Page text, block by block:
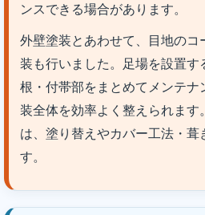
ンスできる場合があります。
外壁塗装とあわせて、目地のコ
装も行いました。足場を設置す
根・付帯部をまとめてメンテナ
装全体を効率よく整えられます
は、塗り替えやカバー工法・葺
す。